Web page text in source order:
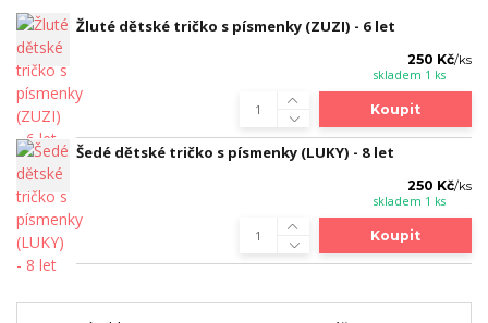
Žluté dětské tričko s písmenky (ZUZI) - 6 let
250 Kč/ks
skladem 1 ks
Koupit
Šedé dětské tričko s písmenky (LUKY) - 8 let
250 Kč/ks
skladem 1 ks
Koupit